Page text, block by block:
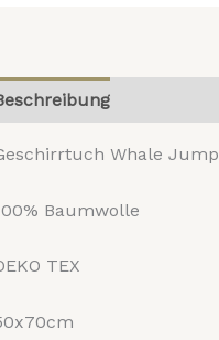
Whale Jump
Baumwolle
TEX